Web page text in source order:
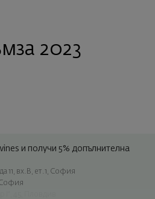
2023
и получи 5% допълнителна
11, вх.В, ет.1, София
София